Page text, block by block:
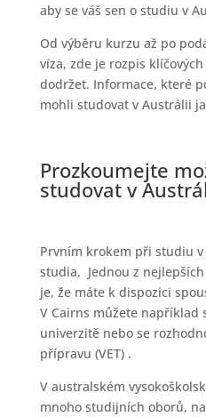
aby se váš sen o studiu v
Od výběru kurzu až po
víza, zde je rozpis
dodržet. Informace, které
mohli studovat v Austrálii
Prozkoumejte
studovat v
Prvním krokem při studiu
studia, Jednou z
je, že máte k dispozici
V Cairns můžete například
univerzitě nebo se
přípravu (VET) .
V australském
mnoho studijních oborů,